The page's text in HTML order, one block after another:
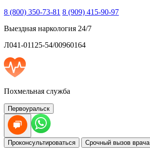
8 (800) 350-73-81 8 (909) 415-90-97
Выездная наркология 24/7
Л041-01125-54/00960164
Похмельная служба
Первоуральск
Проконсультироваться Срочный вызов врача